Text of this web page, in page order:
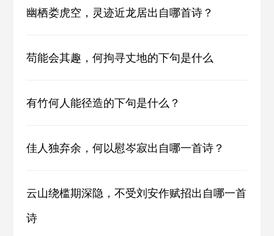
幽栖娄虎空，灵迹近龙居出自哪首诗？
苟能会其趣，何拘寻丈地的下句是什么
有竹何人能径造的下句是什么？
佳人独弃余，何以慰岑寂出自哪一首诗？
云山绕槛期深隐，不受刘安作赋招出自哪一首
诗